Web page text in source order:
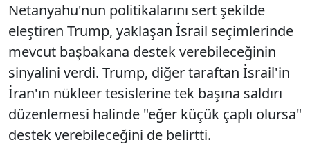
Netanyahu'nun politikalarını sert şekilde
eleştiren Trump, yaklaşan İsrail seçimlerinde
mevcut başbakana destek verebileceğinin
sinyalini verdi. Trump, diğer taraftan İsrail'in
İran'ın nükleer tesislerine tek başına saldırı
düzenlemesi halinde "eğer küçük çaplı olursa"
destek verebileceğini de belirtti.